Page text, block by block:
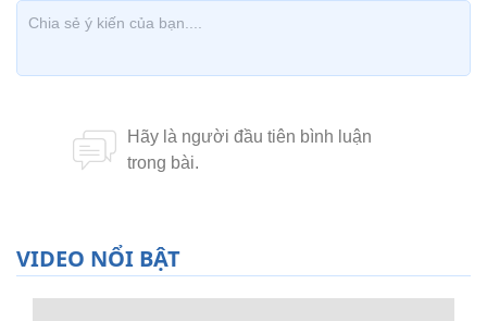
VIDEO NỔI BẬT